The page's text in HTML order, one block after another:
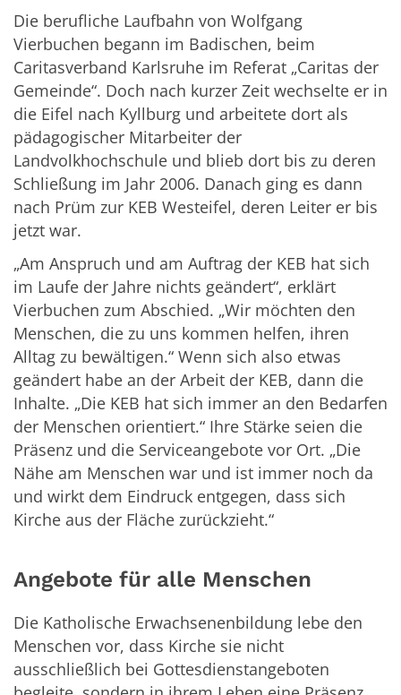
Die berufliche Laufbahn von Wolfgang
Vierbuchen begann im Badischen, beim
Caritasverband Karlsruhe im Referat „Caritas der
Gemeinde“. Doch nach kurzer Zeit wechselte er in
die Eifel nach Kyllburg und arbeitete dort als
pädagogischer Mitarbeiter der
Landvolkhochschule und blieb dort bis zu deren
Schließung im Jahr 2006. Danach ging es dann
nach Prüm zur KEB Westeifel, deren Leiter er bis
jetzt war.
„Am Anspruch und am Auftrag der KEB hat sich
im Laufe der Jahre nichts geändert“, erklärt
Vierbuchen zum Abschied. „Wir möchten den
Menschen, die zu uns kommen helfen, ihren
Alltag zu bewältigen.“ Wenn sich also etwas
geändert habe an der Arbeit der KEB, dann die
Inhalte. „Die KEB hat sich immer an den Bedarfen
der Menschen orientiert.“ Ihre Stärke seien die
Präsenz und die Serviceangebote vor Ort. „Die
Nähe am Menschen war und ist immer noch da
und wirkt dem Eindruck entgegen, dass sich
Kirche aus der Fläche zurückzieht.“
Angebote für alle Menschen
Die Katholische Erwachsenenbildung lebe den
Menschen vor, dass Kirche sie nicht
ausschließlich bei Gottesdienstangeboten